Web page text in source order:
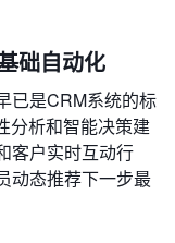
础自动化
已是CRM系统的标
分析和智能决策建
客户实时互动行
动态推荐下一步最